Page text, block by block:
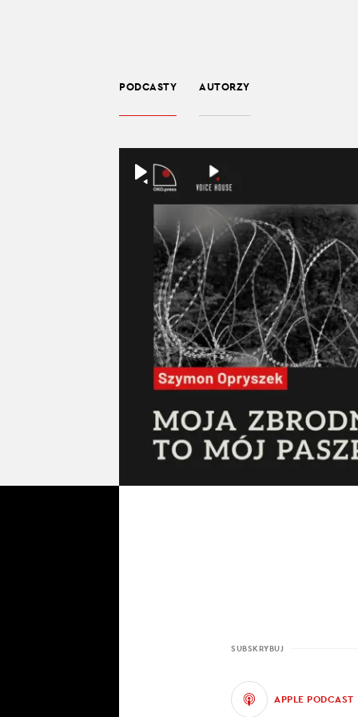
PODCASTY AUTORZY
SUBSKRYBUJ
APPLE PODCAST